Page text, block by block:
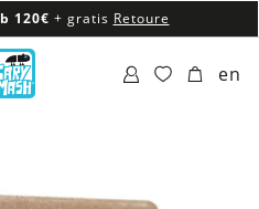
120€ + gratis Retoure
produziertes Sortiment
120€
en